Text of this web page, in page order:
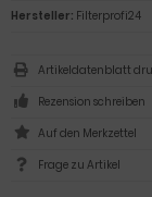
Hersteller: Filterprofi24
Artikeldatenblatt
Rezension schreiben
Frage zu Artikel